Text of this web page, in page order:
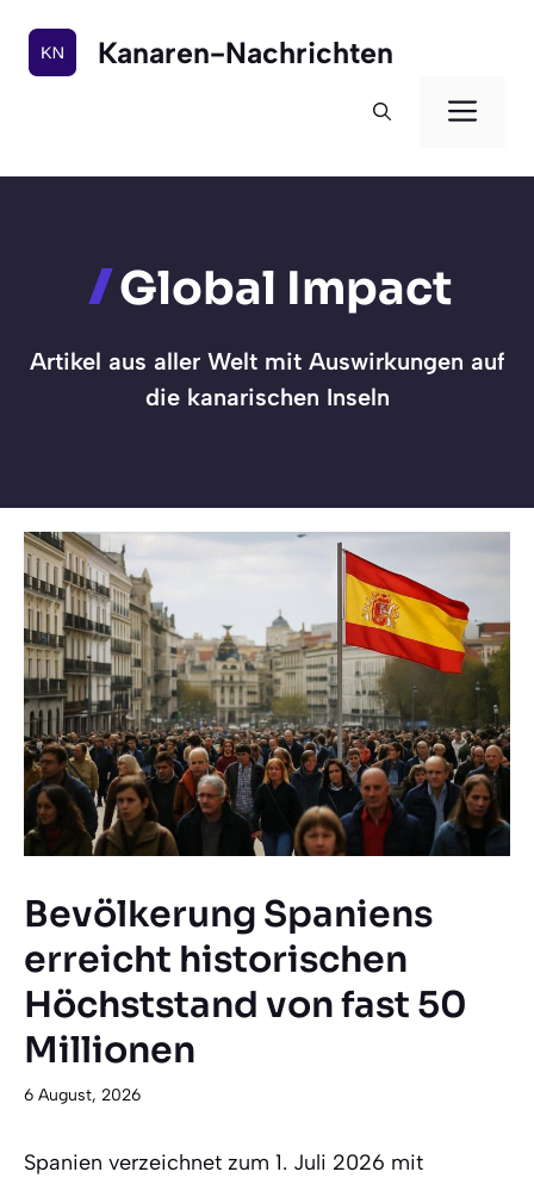
Inhalt
springen
Kanaren-Nachrichten
Global Impact
Artikel aus aller Welt mit Auswirkungen auf
die kanarischen Inseln
Bevölkerung Spaniens
erreicht historischen
Höchststand von fast 50
Millionen
6 August, 2026
Spanien verzeichnet zum 1. Juli 2026 mit